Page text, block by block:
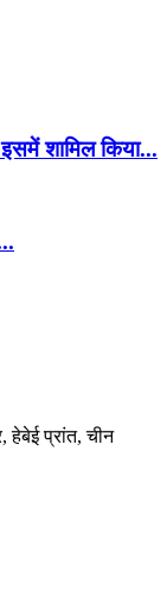
शामिल किया...
हेबेई प्रांत, चीन